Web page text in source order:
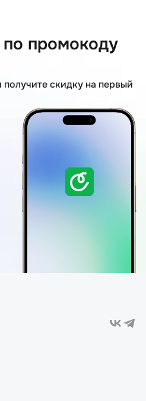
промокоду
скидку на первый